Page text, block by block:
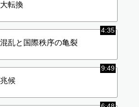
転換
4:35
乱と国際秩序の亀裂
9:49
候